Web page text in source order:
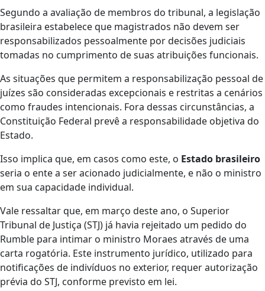
Segundo a avaliação de membros do tribunal, a legislação
brasileira estabelece que magistrados não devem ser
responsabilizados pessoalmente por decisões judiciais
tomadas no cumprimento de suas atribuições funcionais.
As situações que permitem a responsabilização pessoal de
juízes são consideradas excepcionais e restritas a cenários
como fraudes intencionais. Fora dessas circunstâncias, a
Constituição Federal prevê a responsabilidade objetiva do
Estado.
Isso implica que, em casos como este, o Estado brasileiro
seria o ente a ser acionado judicialmente, e não o ministro
em sua capacidade individual.
Vale ressaltar que, em março deste ano, o Superior
Tribunal de Justiça (STJ) já havia rejeitado um pedido do
Rumble para intimar o ministro Moraes através de uma
carta rogatória. Este instrumento jurídico, utilizado para
notificações de indivíduos no exterior, requer autorização
prévia do STJ, conforme previsto em lei.